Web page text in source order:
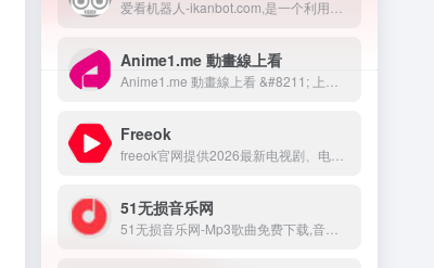
Anime1.me 動畫線上看
Freeok
51无损音乐网